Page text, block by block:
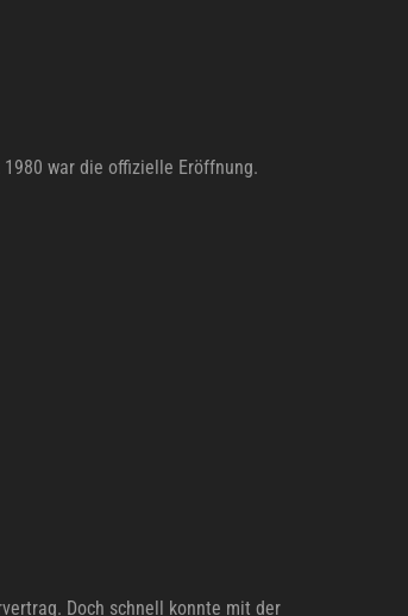
war die offizielle Eröffnung.
Doch schnell konnte mit der